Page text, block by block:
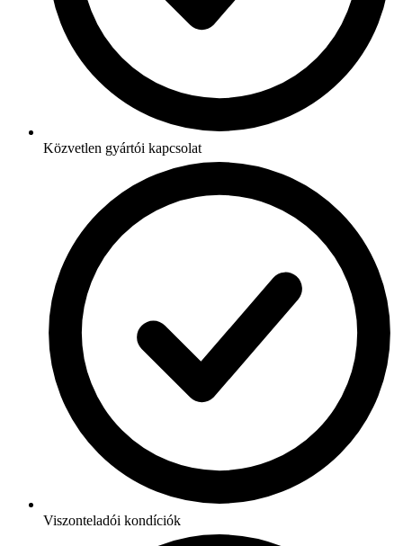
Közvetlen gyártói kapcsolat
Viszonteladói kondíciók